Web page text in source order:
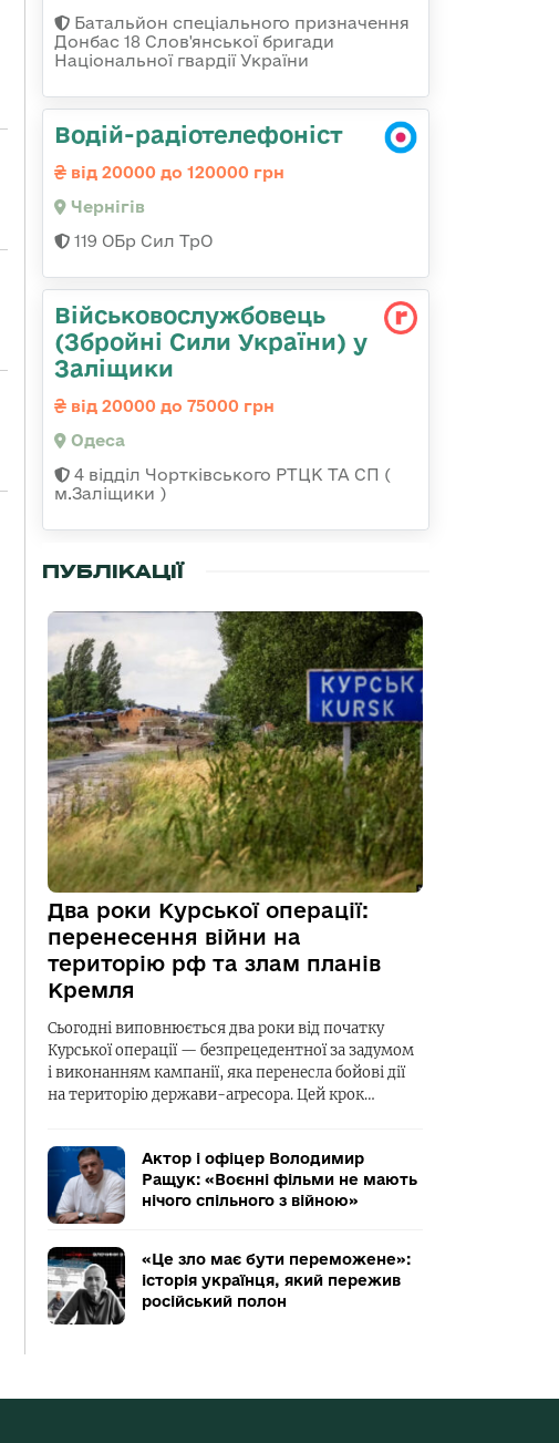
Батальйон спеціального призначення
Донбас 18 Слов'янської бригади
Національної гвардії України
Водій-радіотелефоніст
від 20000 до 120000 грн
Чернігів
119 ОБр Сил ТрО
Військовослужбовець
(Збройні Сили України) у
Заліщики
від 20000 до 75000 грн
Одеса
4 відділ Чортківського РТЦК ТА СП (
м.Заліщики )
ПУБЛІКАЦІЇ
Два роки Курської операції:
перенесення війни на
територію рф та злам планів
Кремля
Сьогодні виповнюється два роки від початку
Курської операції — безпрецедентної за задумом
і виконанням кампанії, яка перенесла бойові дії
на територію держави-агресора. Цей крок…
Актор і офіцер Володимир
Ращук: «Воєнні фільми не мають
нічого спільного з війною»
«Це зло має бути переможене»:
історія українця, який пережив
російський полон